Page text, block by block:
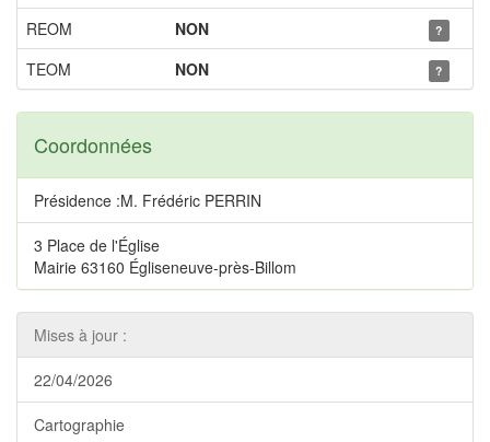
REOM
NON ?
TEOM NON ?
Coordonnées
Présidence :M. Frédéric PERRIN
3 Place de l'Église
Mairie 63160 Égliseneuve-près-Billom
Mises à jour :
22/04/2026
Cartographie